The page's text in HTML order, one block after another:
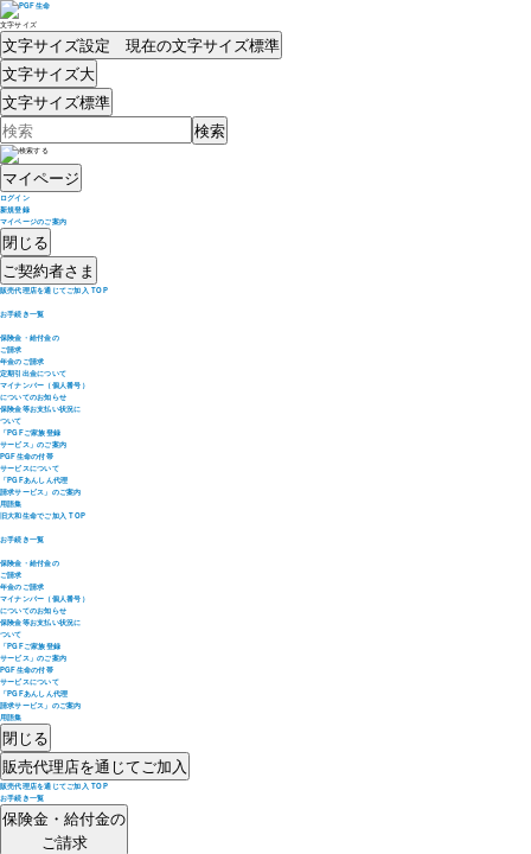
文字サイズ
文字サイズ設定 現在の文字サイズ標準
文字サイズ大
文字サイズ標準
マイページ
ログイン
新規登録
マイページのご案内
閉じる
ご契約者さま
販売代理店を通じてご加入 TOP
お手続き一覧
保険金・給付金の
ご請求
年金のご請求
定期引出金について
マイナンバー（個人番号）
についてのお知らせ
保険金等お支払い状況に
ついて
「PGFご家族登録
サービス」のご案内
PGF生命の付帯
サービスについて
「PGFあんしん代理
請求サービス」のご案内
用語集
旧大和生命でご加入 TOP
お手続き一覧
保険金・給付金の
ご請求
年金のご請求
マイナンバー（個人番号）
についてのお知らせ
保険金等お支払い状況に
ついて
「PGFご家族登録
サービス」のご案内
PGF生命の付帯
サービスについて
「PGFあんしん代理
請求サービス」のご案内
用語集
閉じる
販売代理店を通じてご加入
販売代理店を通じてご加入 TOP
お手続き一覧
保険金・給付金の
ご請求